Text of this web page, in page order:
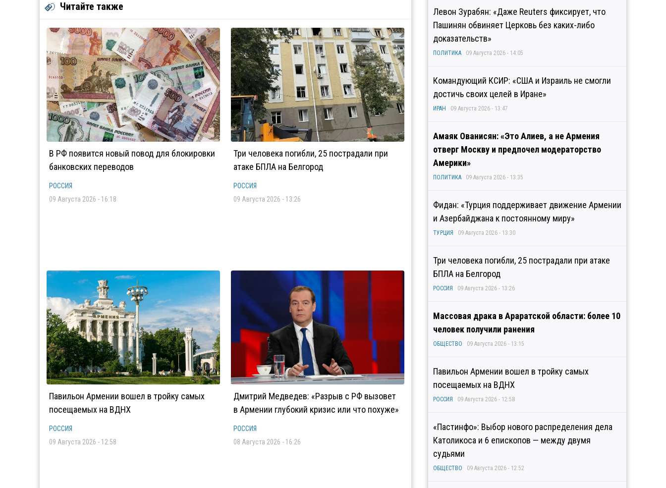
Читайте также
В РФ появится новый повод для блокировки
банковских переводов
РОССИЯ
09 Августа 2026 - 16:18
Три человека погибли, 25 пострадали при
атаке БПЛА на Белгород
РОССИЯ
09 Августа 2026 - 13:26
Павильон Армении вошел в тройку самых
посещаемых на ВДНХ
РОССИЯ
09 Августа 2026 - 12:58
Дмитрий Медведев: «Разрыв с РФ вызовет
в Армении глубокий кризис или что похуже»
РОССИЯ
08 Августа 2026 - 16:26
Левон Зурабян: «Даже Reuters фиксирует, что
Пашинян обвиняет Церковь без каких-либо
доказательств»
ПОЛИТИКА 09 Августа 2026 - 14:05
Командующий КСИР: «США и Израиль не смогли
достичь своих целей в Иране»
ИРАН 09 Августа 2026 - 13:47
Амаяк Ованисян: «Это Алиев, а не Армения
отверг Москву и предпочел модераторство
Америки»
ПОЛИТИКА 09 Августа 2026 - 13:35
Фидан: «Турция поддерживает движение Армении
и Азербайджана к постоянному миру»
ТУРЦИЯ 09 Августа 2026 - 13:30
Три человека погибли, 25 пострадали при атаке
БПЛА на Белгород
РОССИЯ 09 Августа 2026 - 13:26
Массовая драка в Араратской области: более 10
человек получили ранения
ОБЩЕСТВО 09 Августа 2026 - 13:15
Павильон Армении вошел в тройку самых
посещаемых на ВДНХ
РОССИЯ 09 Августа 2026 - 12:58
«Пастинфо»: Выбор нового распределения дела
Католикоса и 6 епископов — между двумя
судьями
ОБЩЕСТВО 09 Августа 2026 - 12:52